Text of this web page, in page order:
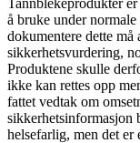
å bruke under
dokumentere dette
sikkerhetsvurdering,
Produktene skulle
ikke kan rettes opp
fattet vedtak om
sikkerhetsinformasjon
helsefarlig, men det